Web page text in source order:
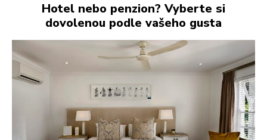
Hotel nebo penzion? Vyberte si
dovolenou podle vašeho gusta